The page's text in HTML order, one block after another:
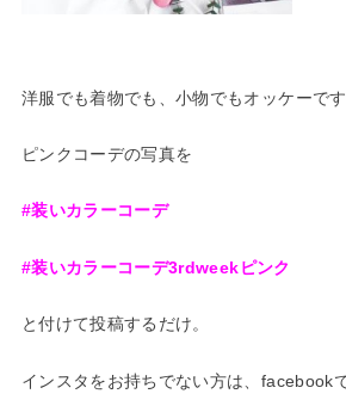
洋服でも着物でも、小物でもオッケーです
ピンクコーデの写真を
#装いカラーコーデ
#装いカラーコーデ3rdweekピンク
と付けて投稿するだけ。
インスタをお持ちでない方は、facebook